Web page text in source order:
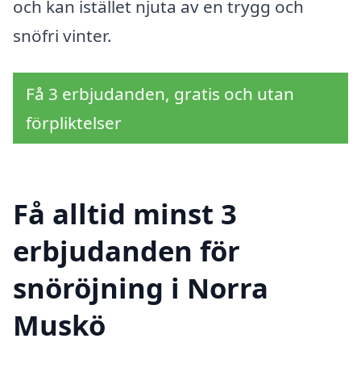
och kan istället njuta av en trygg och
snöfri vinter.
Få 3 erbjudanden, gratis och utan
förpliktelser
Få alltid minst 3
erbjudanden för
snöröjning i Norra
Muskö